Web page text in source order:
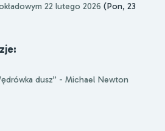
22 lutego 2026 (Pon, 23
dusz” - Michael Newton